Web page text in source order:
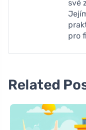
své
pro
Related